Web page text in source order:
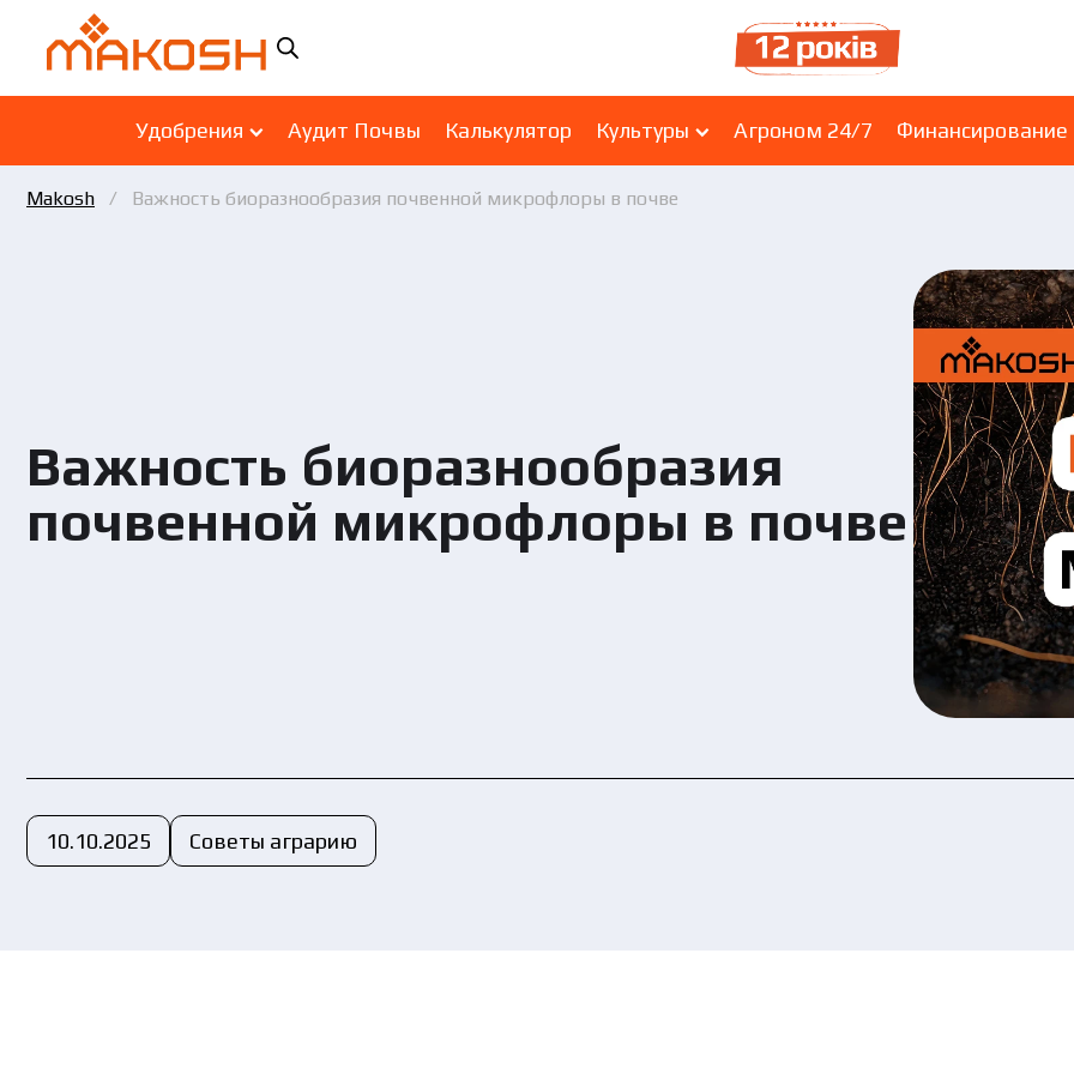
Удобрения Аудит Почвы Калькулятор Культуры Агроном 24/7 Финансирование
Makosh Важность биоразнообразия почвенной микрофлоры в почве
Важность биоразнообразия
почвенной микрофлоры в почве
10.10.2025 Советы аграрию
Вы ознакомились и соглашаетесь с политикой